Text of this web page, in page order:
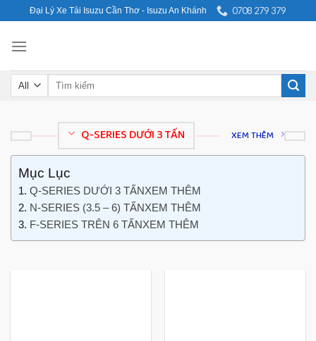
to
content
Đại Lý Xe Tải Isuzu Cần Thơ - Isuzu An Khánh 0708 279 379
Search
Q-SERIES DƯỚI 3 TẤN XEM THÊM
Mục Lục
Q-SERIES DƯỚI 3 TẤNXEM THÊM
N-SERIES (3.5 – 6) TẤNXEM THÊM
F-SERIES TRÊN 6 TẤNXEM THÊM